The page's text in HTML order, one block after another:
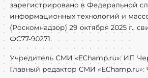
зарегистрировано в Федеральной
информационных технологий и
(Роскомнадзор) 29 октября 2025 г.,
ФС77-90271
Учредитель СМИ «EChamp.ru»: ИП
Главный редактор СМИ